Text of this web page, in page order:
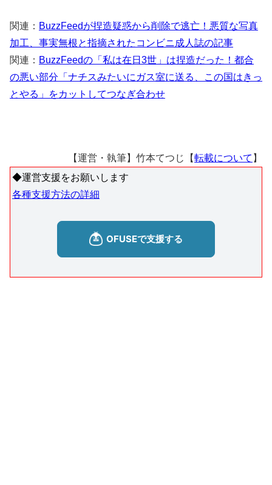
関連： BuzzFeedが捏造疑惑から削除で逃亡！悪質な写真
加工、事実無根と指摘されたコンビニ成人誌の記事
関連： BuzzFeedの「私は在日3世」は捏造だった！都合
の悪い部分「ナチスみたいにガス室に送る、この国はきっ
とやる」をカットしてつなぎ合わせ
【運営・執筆】竹本てつじ【転載について 】
◆運営支援をお願いします
各種支援方法の詳細